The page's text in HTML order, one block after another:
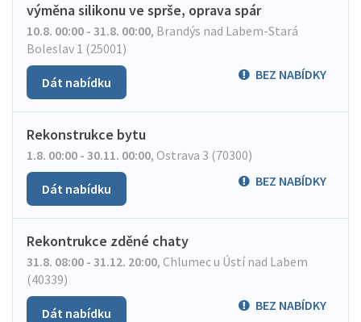
výměna silikonu ve sprše, oprava spár
10.8. 00:00 - 31.8. 00:00, Brandýs nad Labem-Stará
Boleslav 1 (25001)
BEZ NABÍDKY
Dát nabídku
Rekonstrukce bytu
1.8. 00:00 - 30.11. 00:00, Ostrava 3 (70300)
BEZ NABÍDKY
Dát nabídku
Rekontrukce zděné chaty
31.8. 08:00 - 31.12. 20:00, Chlumec u Ústí nad Labem
(40339)
BEZ NABÍDKY
Dát nabídku